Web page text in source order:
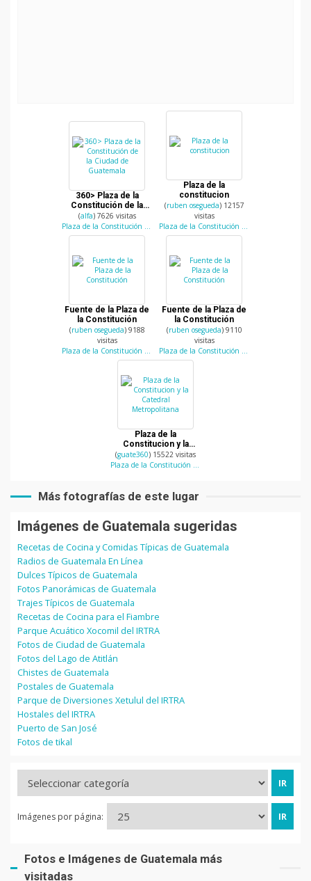
360> Plaza de la
Constitución de la
Ciudad de Guatemala
(alfa) 7626 visitas
Plaza de la Constitución (Parque Central)
Plaza de la
constitucion
(ruben osegueda) 12157
visitas
Plaza de la Constitución (Parque Central)
Fuente de la Plaza de
la Constitución
(ruben osegueda) 9188
visitas
Plaza de la Constitución (Parque Central)
Fuente de la Plaza de
la Constitución
(ruben osegueda) 9110
visitas
Plaza de la Constitución (Parque Central)
Plaza de la
Constitucion y la
Catedral
Metropolitana
(guate360) 15522 visitas
Plaza de la Constitución (Parque Central)
Más fotografías de este lugar
Imágenes de Guatemala sugeridas
Recetas de Cocina y Comidas Típicas de Guatemala
Radios de Guatemala En Línea
Dulces Típicos de Guatemala
Fotos Panorámicas de Guatemala
Trajes Típicos de Guatemala
Recetas de Cocina para el Fiambre
Parque Acuático Xocomil del IRTRA
Fotos de Ciudad de Guatemala
Fotos del Lago de Atitlán
Chistes de Guatemala
Postales de Guatemala
Parque de Diversiones Xetulul del IRTRA
Hostales del IRTRA
Puerto de San José
Fotos de tikal
Imágenes por página:
Fotos e Imágenes de Guatemala más
visitadas